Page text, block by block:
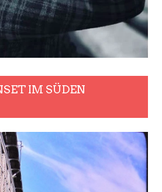
IM SÜDEN